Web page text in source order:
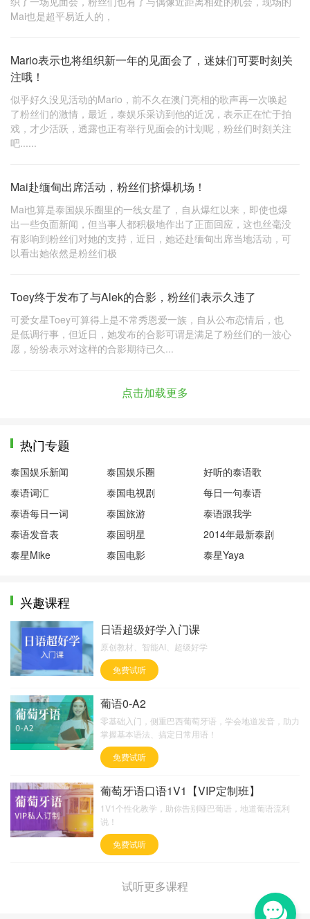
Mai也是超平易近人的，
Mario表示也将组织新一年的见面会了，迷妹们可要时刻关
注哦！
似乎好久没见活动的Mario，前不久在澳门亮相的歌声再一次唤起
了粉丝们的激情，最近，泰娱乐采访到他的近况，表示正在忙于拍
戏，才少活跃，透露也正有举行见面会的计划呢，粉丝们时刻关注
吧......
Mai赴缅甸出席活动，粉丝们挤爆机场！
Mai也算是泰国娱乐圈里的一线女星了，自从爆红以来，即使也爆
出一些负面新闻，但当事人都积极地作出了正面回应，这也丝毫没
有影响到粉丝们对她的支持，近日，她还赴缅甸出席当地活动，可
以看出她依然是粉丝们极
Toey终于发布了与Alek的合影，粉丝们表示久违了
可爱女星Toey可算得上是不常秀恩爱一族，自从公布恋情后，也
是低调行事，但近日，她发布的合影可谓是满足了粉丝们的一波心
愿，纷纷表示对这样的合影期待已久...
点击加载更多
热门专题
泰国娱乐新闻 泰国娱乐圈
好听的泰语歌
泰语词汇
泰国电视剧
每日一句泰语
泰语每日一词
泰国旅游
泰语跟我学
泰语发音表
泰国明星
2014年最新泰剧
泰星Mike
泰国电影 泰星Yaya
兴趣课程
日语超级好学入门课
原创教材、智能AI、超级好学
免费试听
葡语0-A2
零基础入门，侧重巴西葡萄牙语，学会地道发音，助力
掌握基本语法、搞定日常用语！
免费试听
葡萄牙语口语1V1【VIP定制班】
1V1个性化教学，助你告别哑巴葡语，地道葡语流利
说！
免费试听
试听更多课程